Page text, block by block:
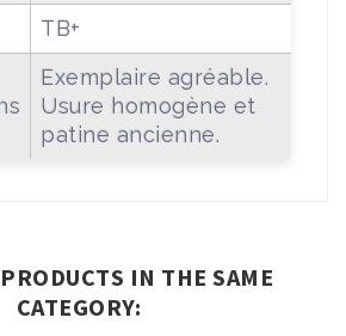
TB+
Exemplaire agréable.
Usure homogène et
patine ancienne.
IN THE SAME
CATEGORY: